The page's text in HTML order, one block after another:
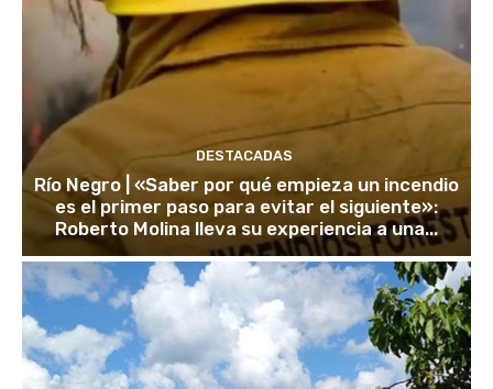
DESTACADAS
Río Negro | «Saber por qué empieza un incendio
es el primer paso para evitar el siguiente»:
Roberto Molina lleva su experiencia a una...